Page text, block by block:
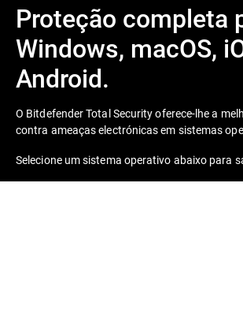
Proteção completa
Windows, macOS,
Android.
O Bitdefender Total Security oferece-lhe a
contra ameaças electrónicas em sistemas
Selecione um sistema operativo abaixo para